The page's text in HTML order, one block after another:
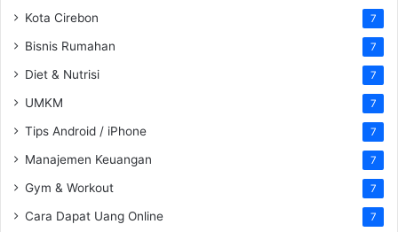
Kota Cirebon 7
Bisnis Rumahan 7
Diet & Nutrisi 7
UMKM 7
Tips Android / iPhone 7
Manajemen Keuangan 7
Gym & Workout 7
Cara Dapat Uang Online 7